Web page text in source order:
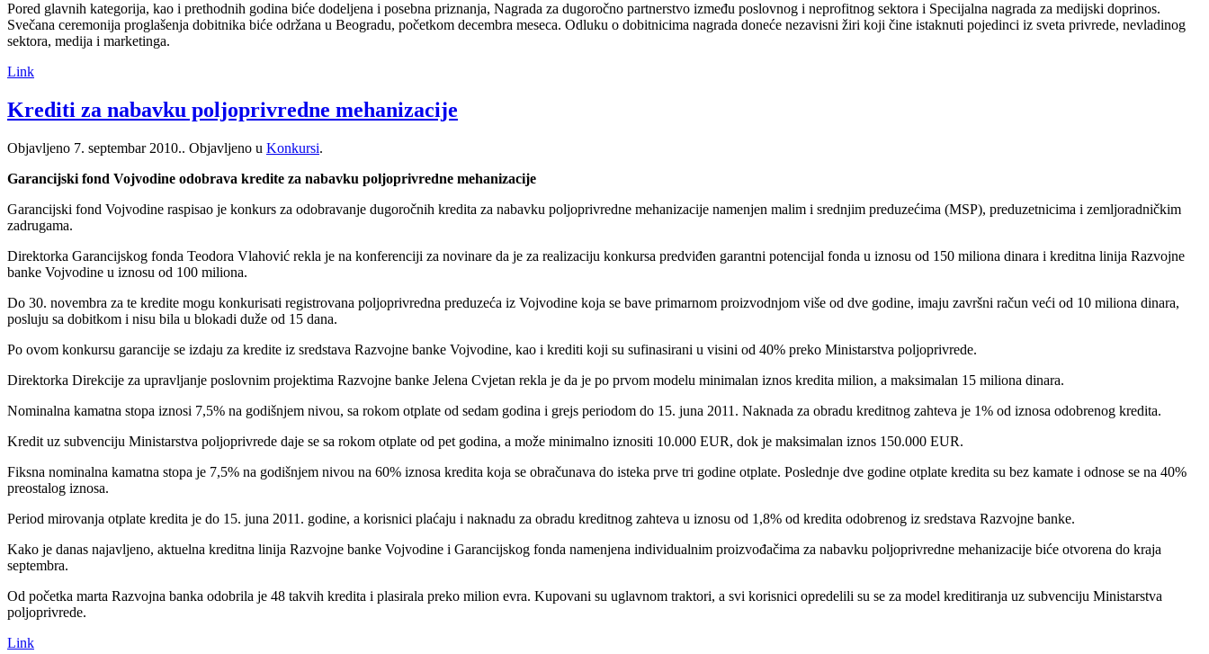
Pored glavnih kategorija, kao i prethodnih godina biće dodeljena i posebna priznanja, Nagrada za dugoročno partnerstvo između poslovnog i neprofitnog sektora i Specijalna nagrada za medijski doprinos.
Svečana ceremonija proglašenja dobitnika biće održana u Beogradu, početkom decembra meseca. Odluku o dobitnicima nagrada doneće nezavisni žiri koji čine istaknuti pojedinci iz sveta privrede, nevladinog
sektora, medija i marketinga.
Link
Krediti za nabavku poljoprivredne mehanizacije
Objavljeno 7. septembar 2010.. Objavljeno u Konkursi.
Garancijski fond Vojvodine odobrava kredite za nabavku poljoprivredne mehanizacije
Garancijski fond Vojvodine raspisao je konkurs za odobravanje dugoročnih kredita za nabavku poljoprivredne mehanizacije namenjen malim i srednjim preduzećima (MSP), preduzetnicima i zemljoradničkim
zadrugama.
Direktorka Garancijskog fonda Teodora Vlahović rekla je na konferenciji za novinare da je za realizaciju konkursa predviđen garantni potencijal fonda u iznosu od 150 miliona dinara i kreditna linija Razvojne
banke Vojvodine u iznosu od 100 miliona.
Do 30. novembra za te kredite mogu konkurisati registrovana poljoprivredna preduzeća iz Vojvodine koja se bave primarnom proizvodnjom više od dve godine, imaju završni račun veći od 10 miliona dinara,
posluju sa dobitkom i nisu bila u blokadi duže od 15 dana.
Po ovom konkursu garancije se izdaju za kredite iz sredstava Razvojne banke Vojvodine, kao i krediti koji su sufinasirani u visini od 40% preko Ministarstva poljoprivrede.
Direktorka Direkcije za upravljanje poslovnim projektima Razvojne banke Jelena Cvjetan rekla je da je po prvom modelu minimalan iznos kredita milion, a maksimalan 15 miliona dinara.
Nominalna kamatna stopa iznosi 7,5% na godišnjem nivou, sa rokom otplate od sedam godina i grejs periodom do 15. juna 2011. Naknada za obradu kreditnog zahteva je 1% od iznosa odobrenog kredita.
Kredit uz subvenciju Ministarstva poljoprivrede daje se sa rokom otplate od pet godina, a može minimalno iznositi 10.000 EUR, dok je maksimalan iznos 150.000 EUR.
Fiksna nominalna kamatna stopa je 7,5% na godišnjem nivou na 60% iznosa kredita koja se obračunava do isteka prve tri godine otplate. Poslednje dve godine otplate kredita su bez kamate i odnose se na 40%
preostalog iznosa.
Period mirovanja otplate kredita je do 15. juna 2011. godine, a korisnici plaćaju i naknadu za obradu kreditnog zahteva u iznosu od 1,8% od kredita odobrenog iz sredstava Razvojne banke.
Kako je danas najavljeno, aktuelna kreditna linija Razvojne banke Vojvodine i Garancijskog fonda namenjena individualnim proizvođačima za nabavku poljoprivredne mehanizacije biće otvorena do kraja
septembra.
Od početka marta Razvojna banka odobrila je 48 takvih kredita i plasirala preko milion evra. Kupovani su uglavnom traktori, a svi korisnici opredelili su se za model kreditiranja uz subvenciju Ministarstva
poljoprivrede.
Link